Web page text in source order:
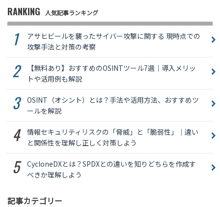
RANKING 人気記事ランキング
アサヒビールを襲ったサイバー攻撃に関する 現時点での
攻撃手法と対策の考察
【無料あり】おすすめのOSINTツール7選｜導入メリッ
トや活用例も解説
OSINT（オシント）とは？手法や活用方法、おすすめツ
ールを解説
情報セキュリティリスクの「脅威」と「脆弱性」｜違い
と関係性を理解し正しく対策しよう
CycloneDXとは？SPDXとの違いを知りどちらを作成す
べきか理解しよう
記事カテゴリー